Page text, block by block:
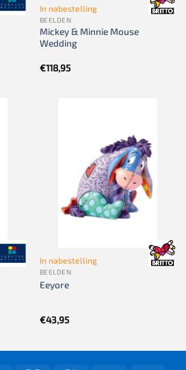
In nabestelling
BEELDEN
Mickey & Minnie Mouse
Wedding
€118,95
In nabestelling
BEELDEN
Eeyore
€43,95